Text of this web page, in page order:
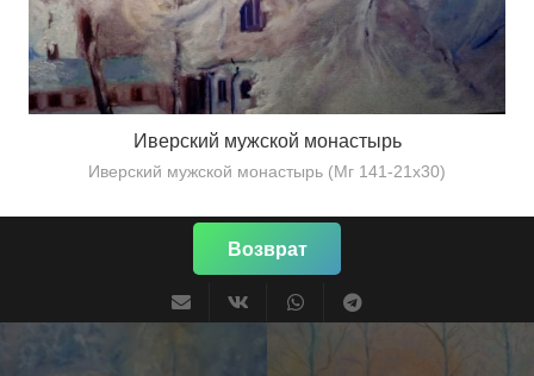
Иверский мужской монастырь
Иверский мужской монастырь (Мг 141-21х30)
Возврат